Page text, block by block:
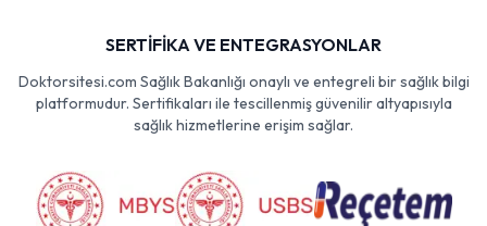
SERTİFİKA VE ENTEGRASYONLAR
Doktorsitesi.com Sağlık Bakanlığı onaylı ve entegreli bir sağlık bilgi
platformudur. Sertifikaları ile tescillenmiş güvenilir altyapısıyla
sağlık hizmetlerine erişim sağlar.